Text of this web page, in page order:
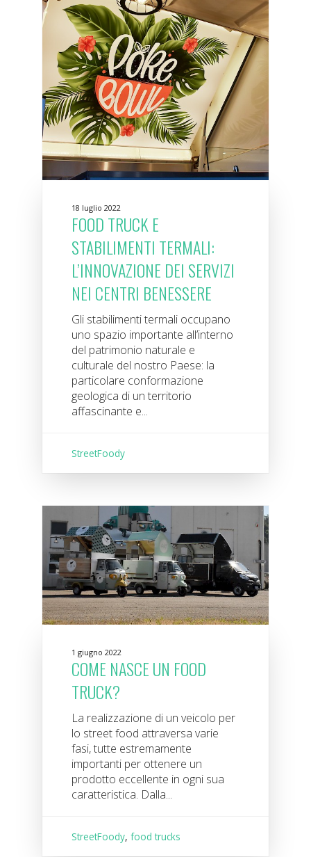
18 luglio 2022
FOOD TRUCK E
STABILIMENTI TERMALI:
L’INNOVAZIONE DEI SERVIZI
NEI CENTRI BENESSERE
Gli stabilimenti termali occupano
uno spazio importante all’interno
del patrimonio naturale e
culturale del nostro Paese: la
particolare conformazione
geologica di un territorio
affascinante e...
StreetFoody
1 giugno 2022
COME NASCE UN FOOD
TRUCK?
La realizzazione di un veicolo per
lo street food attraversa varie
fasi, tutte estremamente
importanti per ottenere un
prodotto eccellente in ogni sua
caratteristica. Dalla...
StreetFoody,food trucks